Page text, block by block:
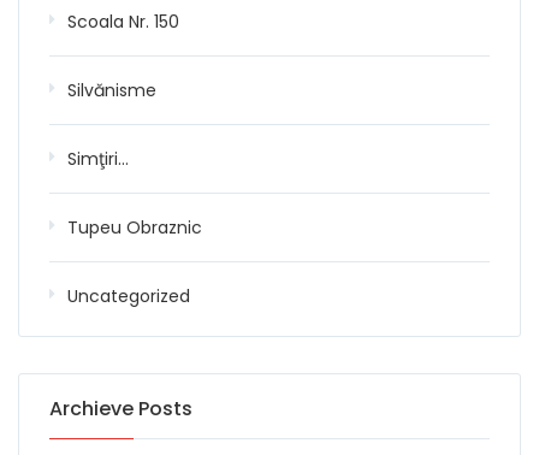
Scoala Nr. 150
Silvănisme
Simţiri…
Tupeu Obraznic
Uncategorized
Archieve Posts